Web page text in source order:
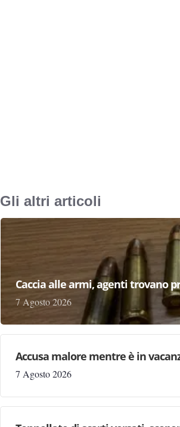
Gli altri articoli
Caccia alle armi, agenti trovano
7 Agosto 2026
Accusa malore mentre è in
7 Agosto 2026